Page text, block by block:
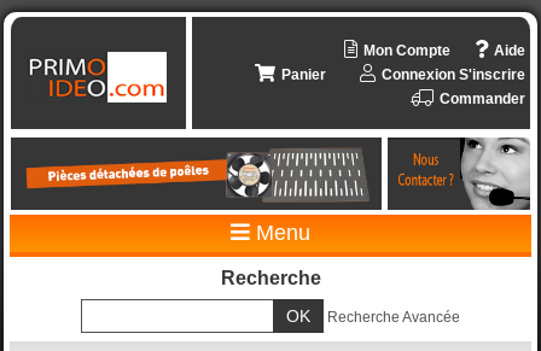
Aide
Mon Compte
Connexion S'inscrire
Panier
Commander
Menu
Recherche
Recherche Avancée